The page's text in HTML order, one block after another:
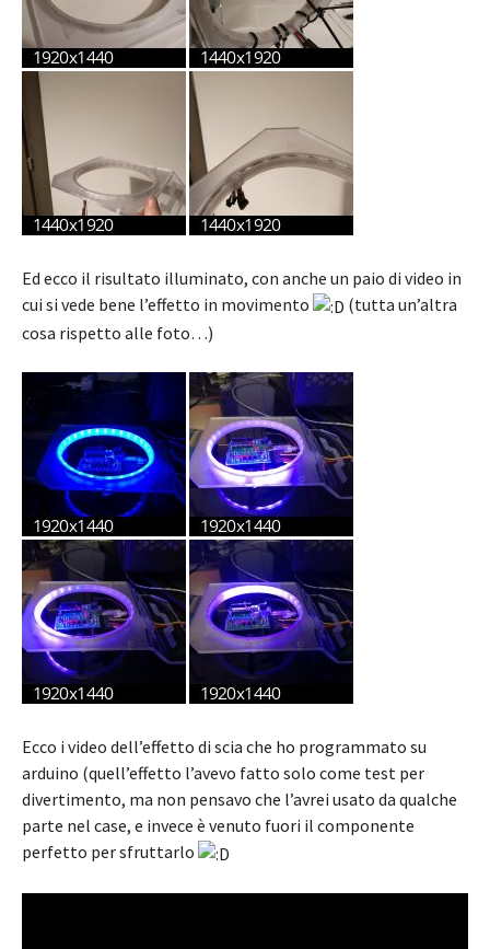
Ed ecco il risultato illuminato, con anche un paio di video in
cui si vede bene l’effetto in movimento
(tutta un’altra
cosa rispetto alle foto…)
Ecco i video dell’effetto di scia che ho programmato su
arduino (quell’effetto l’avevo fatto solo come test per
divertimento, ma non pensavo che l’avrei usato da qualche
parte nel case, e invece è venuto fuori il componente
perfetto per sfruttarlo